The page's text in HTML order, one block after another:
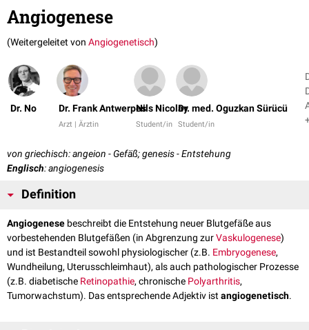
Angiogenese
(Weitergeleitet von Angiogenetisch)
Dr. No Dr. Frank Antwerpes
Arzt | Ärztin
Nils Nicolay
Student/in
Dr. med. Oguzkan Sürücü
Student/in
von griechisch: angeion - Gefäß; genesis - Entstehung
Englisch: angiogenesis
Definition
Angiogenese beschreibt die Entstehung neuer Blutgefäße aus
vorbestehenden Blutgefäßen (in Abgrenzung zurVaskulogenese)
und ist Bestandteil sowohl physiologischer (z.B. Embryogenese,
Wundheilung, Uterusschleimhaut), als auch pathologischer Prozesse
(z.B. diabetische Retinopathie, chronische Polyarthritis,
Tumorwachstum). Das entsprechende Adjektiv istangiogenetisch.